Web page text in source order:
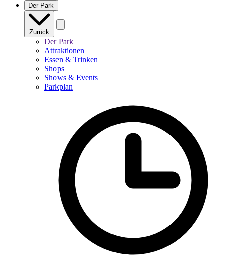
Der Park
Zurück
Der Park
Attraktionen
Essen & Trinken
Shops
Shows & Events
Parkplan